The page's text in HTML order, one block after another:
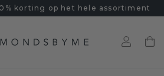
korting op het hele assortiment